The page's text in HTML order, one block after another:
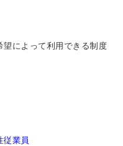
によって利用できる制度
従業員